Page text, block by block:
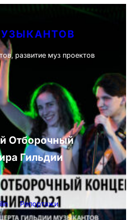
развитие муз проектов
Отборочный
Гильдии
/ Репортажи